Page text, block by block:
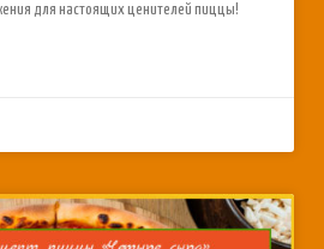
для настоящих ценителей пиццы!